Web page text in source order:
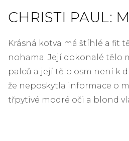
CHRISTI PAUL:
Krásná kotva má štíhlé a fit
nohama. Její dokonalé tělo
palců a její tělo osm není k
že neposkytla informace o
třpytivé modré oči a blond